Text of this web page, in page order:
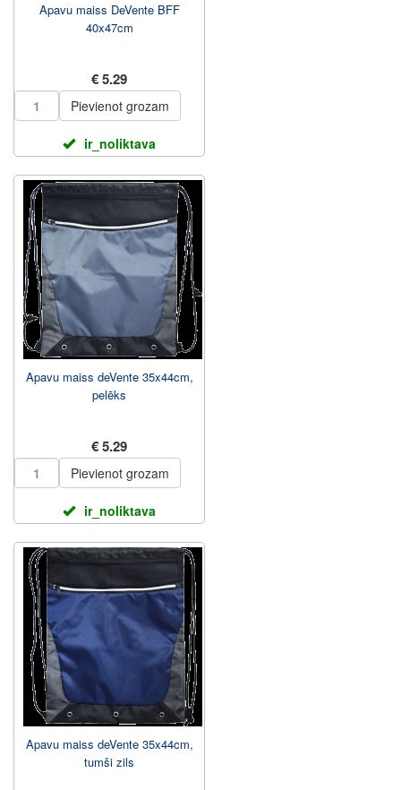
Apavu maiss DeVente BFF
40x47cm
€ 5.29
Pievienot grozam
ir_noliktava
Apavu maiss deVente 35x44cm,
pelēks
€ 5.29
Pievienot grozam
ir_noliktava
Apavu maiss deVente 35x44cm,
tumši zils